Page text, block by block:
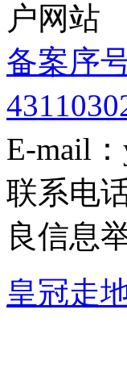
户网站
备案序
E-mail
联系电
良信息
皇冠走